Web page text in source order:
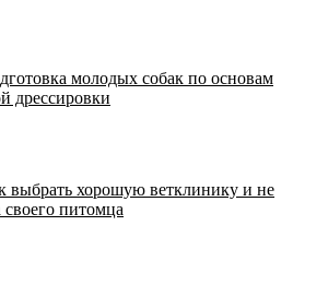
молодых собак по основам
дрессировки
выбрать хорошую ветклинику и не
своего питомца